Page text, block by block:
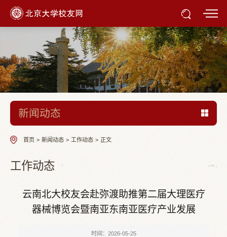
新闻动态
首页 > 新闻动态 > 工作动态 > 正文
工作动态
云南北大校友会赴弥渡助推第二届大理医疗
器械博览会暨南亚东南亚医疗产业发展
时间：2026-05-25